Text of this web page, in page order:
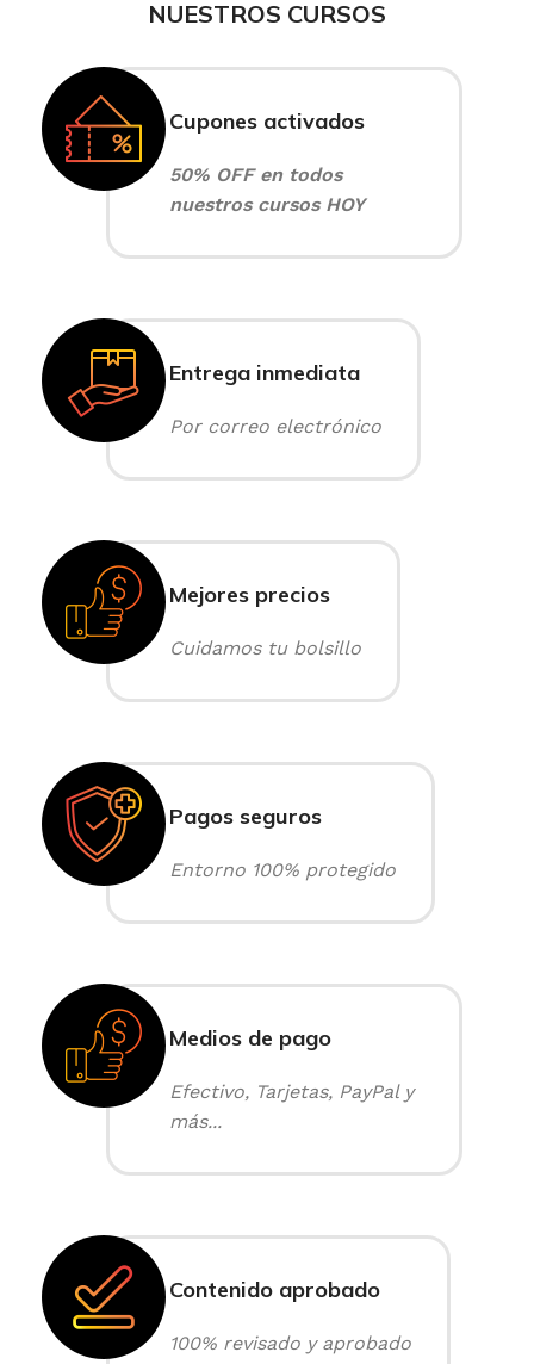
NUESTROS CURSOS
Cupones activados
50% OFF en todos
nuestros cursos HOY
Entrega inmediata
Por correo electrónico
Mejores precios
Cuidamos tu bolsillo
Pagos seguros
Entorno 100% protegido
Medios de pago
Efectivo, Tarjetas, PayPal y
más...
Contenido aprobado
100% revisado y aprobado